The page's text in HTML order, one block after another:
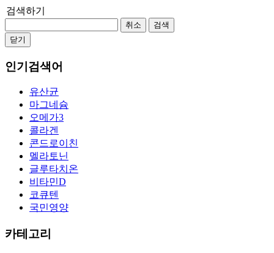
검색하기
취소
검색
닫기
인기검색어
유산균
마그네슘
오메가3
콜라겐
콘드로이친
멜라토닌
글루타치온
비타민D
코큐텐
국민영양
카테고리